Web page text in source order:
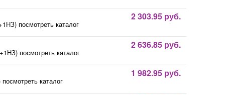
посмотреть каталог
2 303.95 руб.
посмотреть каталог
2 636.85 руб.
каталог
1 982.95 руб.